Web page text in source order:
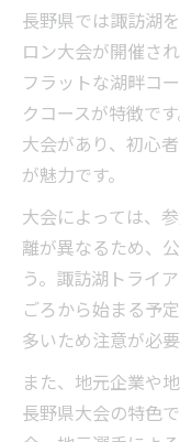
び
長野県特
スイム・
実践者が
初心者が
長野県大会に
トライア
クリスト
大会直前
チェック
初心者に
諏訪湖ト
長野県では諏訪湖
ロン大会が開催さ
フラットな湖畔コ
クコースが特徴で
大会があり、初心
が魅力です。
大会によっては、
離が異なるため、
う。諏訪湖トライ
ごろから始まる予
多いため注意が必要
また、地元企業や
長野県大会の特色